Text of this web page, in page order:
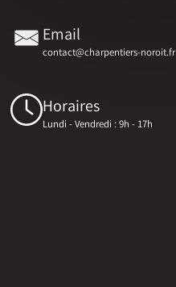
Email
contact@charpentiers-noroit.fr
Horaires
Lundi - Vendredi : 9h - 17h